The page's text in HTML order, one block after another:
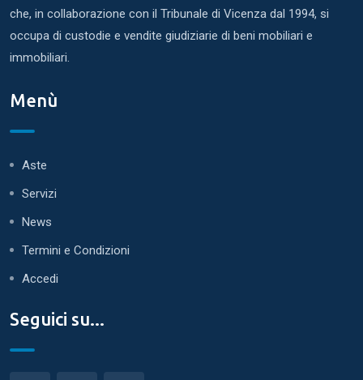
che, in collaborazione con il Tribunale di Vicenza dal 1994, si
occupa di custodie e vendite giudiziarie di beni mobiliari e
immobiliari.
Menù
Aste
Servizi
News
Termini e Condizioni
Accedi
Seguici su...